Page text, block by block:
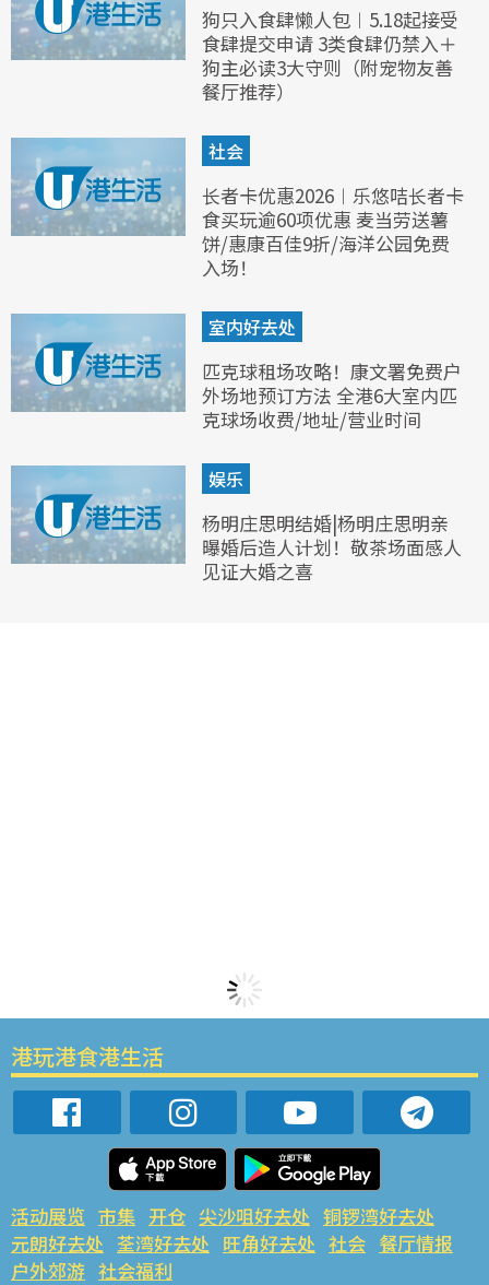
狗只入食肆懒人包︱5.18起接受
食肆提交申请 3类食肆仍禁入＋
狗主必读3大守则（附宠物友善
餐厅推荐）
社会
长者卡优惠2026︱乐悠咭长者卡
食买玩逾60项优惠 麦当劳送薯
饼/惠康百佳9折/海洋公园免费
入场！
室内好去处
匹克球租场攻略！康文署免费户
外场地预订方法 全港6大室内匹
克球场收费/地址/营业时间
娱乐
杨明庄思明结婚|杨明庄思明亲
曝婚后造人计划！敬茶场面感人
见证大婚之喜
港玩港食港生活
活动展览 市集 开仓 尖沙咀好去处 铜锣湾好去处
元朗好去处 荃湾好去处 旺角好去处 社会 餐厅情报
户外郊游 社会福利